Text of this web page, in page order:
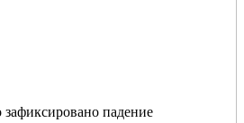
падение